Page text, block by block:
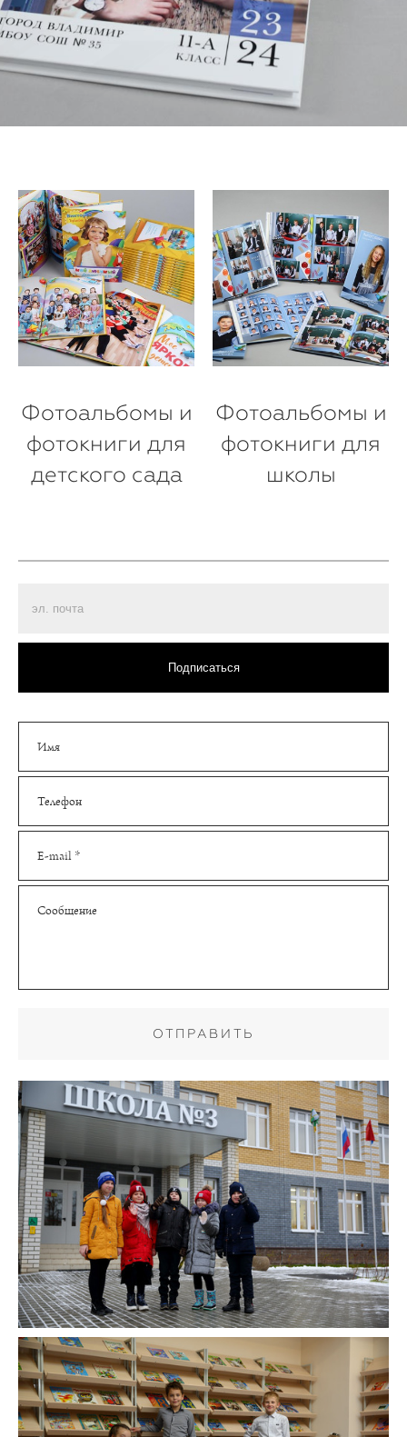
Фотоальбомы и
фотокниги для
детского сада
Фотоальбомы и
фотокниги для
школы
Подписаться
Имя
Телефон
E-mail *
Сообщение
ОТПРАВИТЬ